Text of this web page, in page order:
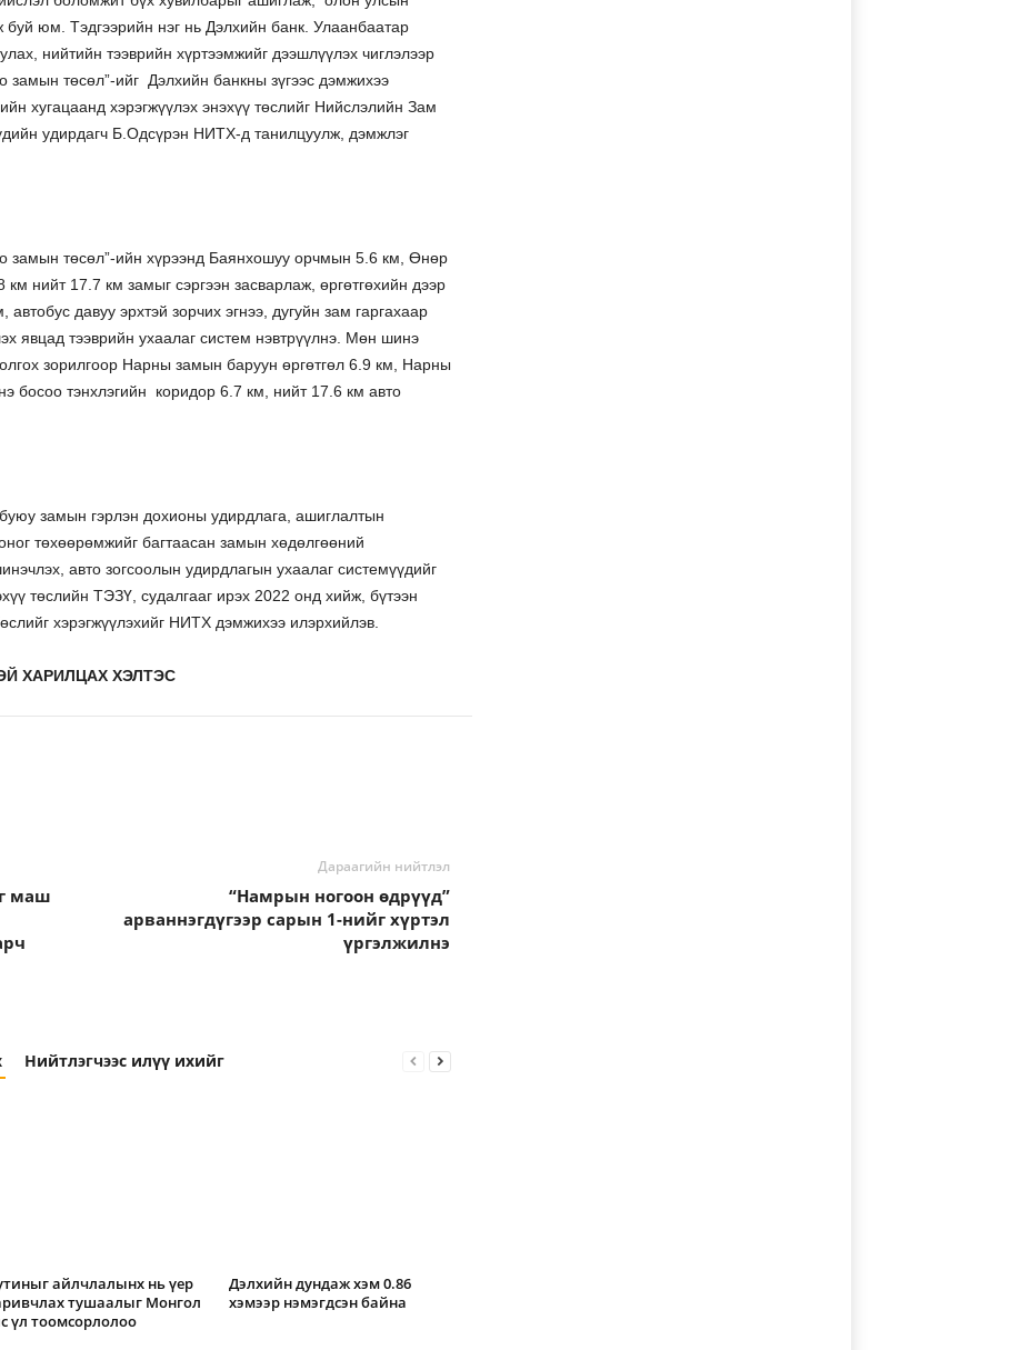
буй юм. Тэдгээрийн нэг нь Дэлхийн банк. Улаанбаатар
нийтийн тээврийн хүртээмжийг дээшлүүлэх чиглэлээр
замын төсөл”-ийг Дэлхийн банкны зүгээс дэмжихээ
хугацаанд хэрэгжүүлэх энэхүү төслийг Нийслэлийн Зам
удирдагч Б.Одсүрэн НИТХ-д танилцуулж, дэмжлэг
замын төсөл”-ийн хүрээнд Баянхошуу орчмын 5.6 км, Өнөр
нийт 17.7 км замыг сэргээн засварлаж, өргөтгөхийн дээр
давуу эрхтэй зорчих эгнээ, дугуйн зам гаргахаар
явцад тээврийн ухаалаг систем нэвтрүүлнэ. Мөн шинэ
зорилгоор Нарны замын баруун өргөтгөл 6.9 км, Нарны
босоо тэнхлэгийн коридор 6.7 км, нийт 17.6 км авто
замын гэрлэн дохионы удирдлага, ашиглалтын
төхөөрөмжийг багтаасан замын хөдөлгөөний
авто зогсоолын удирдлагын ухаалаг системүүдийг
төслийн ТЭЗҮ, судалгааг ирэх 2022 онд хийж, бүтээн
хэрэгжүүлэхийг НИТХ дэмжихээ илэрхийлэв.
ХАРИЛЦАХ ХЭЛТЭС
маш
Дараагийн нийтлэл
“Намрын ногоон өдрүүд”
арваннэгдүгээр сарын 1-нийг хүртэл
үргэлжилнэ
Нийтлэгчээс илүү ихийг
айлчлалынх нь үер
тушаалыг Монгол
үл тоомсорлолоо
Дэлхийн дундаж хэм 0.86
хэмээр нэмэгдсэн байна